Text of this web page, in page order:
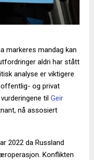
markeres mandag kan
aldri har stått
analyse er viktigere
og privat
til Geir
nå assosiert
2022 da Russland
Konflikten